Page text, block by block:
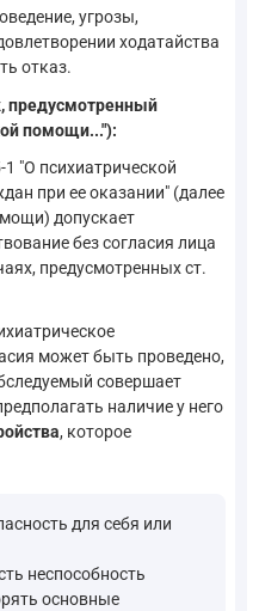
угрозы,
ходатайства
отказ.
предусмотренный
помощи..."):
"О психиатрической
при ее оказании" (далее
допускает
без согласия лица
предусмотренных ст.
может быть проведено,
совершает
наличие у него
, которое
для себя или
неспособность
основные